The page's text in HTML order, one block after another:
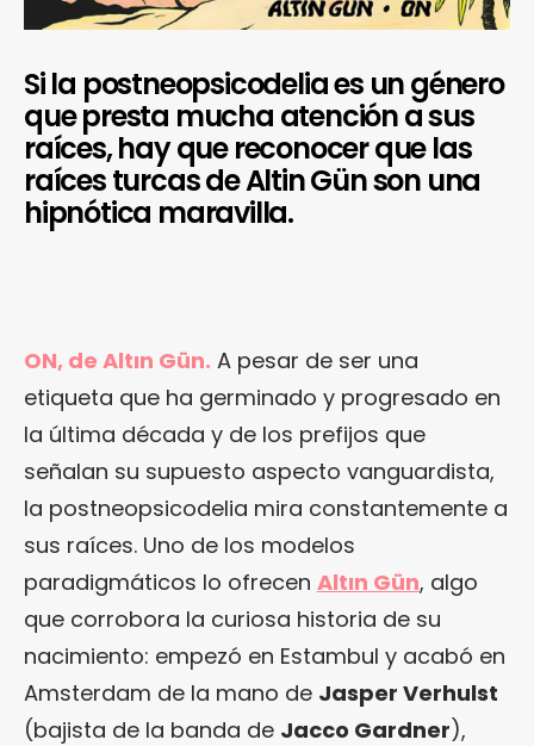
Si la postneopsicodelia es un género
que presta mucha atención a sus
raíces, hay que reconocer que las
raíces turcas de Altin Gün son una
hipnótica maravilla.
ON, de Altın Gün. A pesar de ser una
etiqueta que ha germinado y progresado en
la última década y de los prefijos que
señalan su supuesto aspecto vanguardista,
la postneopsicodelia mira constantemente a
sus raíces. Uno de los modelos
paradigmáticos lo ofrecen Altın Gün, algo
que corrobora la curiosa historia de su
nacimiento: empezó en Estambul y acabó en
Amsterdam de la mano de Jasper Verhulst
(bajista de la banda de Jacco Gardner),